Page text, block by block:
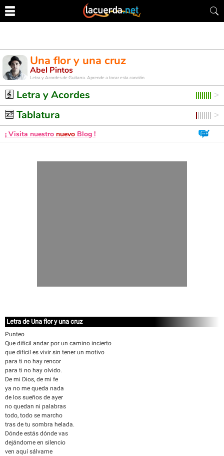
Una flor y una cruz
Abel Pintos
Letra y Acordes de Guitarra. Aprende a tocar esta canción
Letra y Acordes
Tablatura
¡ Visita nuestro nuevo Blog !
Letra de Una flor y una cruz
Punteo
Que difícil andar por un camino incierto
que difícil es vivir sin tener un motivo
para ti no hay rencor
para ti no hay olvido.
De mi Dios, de mi fe
ya no me queda nada
de los sueños de ayer
no quedan ni palabras
todo, todo se marcho
tras de tu sombra helada.
Dónde estás dónde vas
dejándome en silencio
ven aquí sálvame